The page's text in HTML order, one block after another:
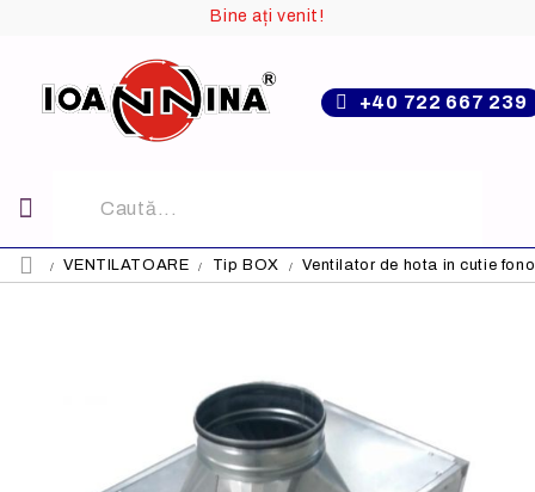
Bine ați venit!
+40 722 667 239
VENTILATOARE Tip BOX Ventilator de hota in cutie